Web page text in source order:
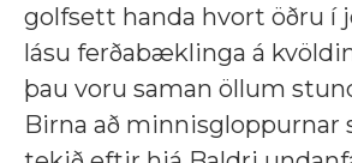
golfsett handa hvort öðru í
lásu ferðabæklinga á
þau voru saman öllum
Birna að minnisgloppurnar